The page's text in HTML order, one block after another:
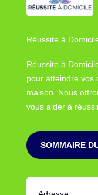
Réussite à
Réussite à
pour atteindre vos
maison. Nous
vous aider à
SOMMAIRE